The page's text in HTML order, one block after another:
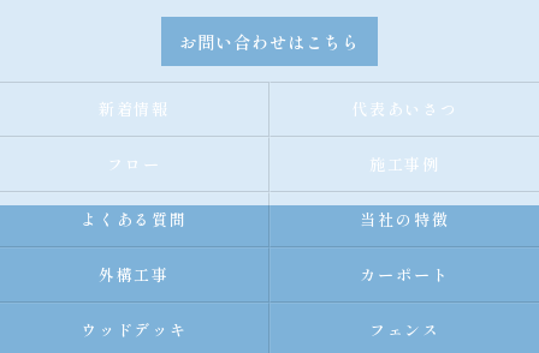
お問い合わせはこちら
新着情報 代表あいさつ
フロー 施工事例
よくある質問 当社の特徴
外構工事 カーポート
ウッドデッキ フェンス